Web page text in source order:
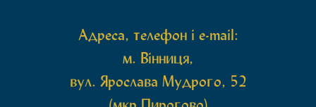
Адреса, телефон і e-mail:
м. Вінниця,
вул. Ярослава Мудрого, 52